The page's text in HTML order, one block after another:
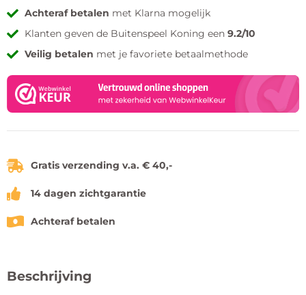
Achteraf betalen met Klarna mogelijk
Klanten geven de Buitenspeel Koning een9.2/10
Veilig betalen met je favoriete betaalmethode
Gratis verzending v.a. € 40,-
14 dagen zichtgarantie
Achteraf betalen
Beschrijving